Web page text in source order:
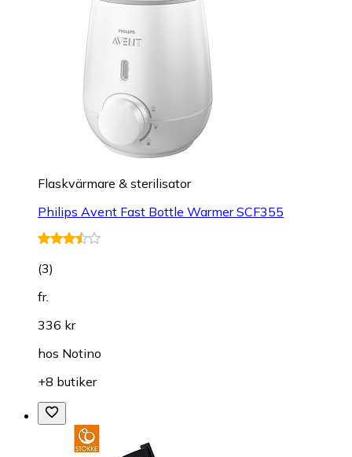
Flaskvärmare & sterilisator
Philips Avent Fast Bottle Warmer SCF355
(3)
fr.
336 kr
hos Notino
+8 butiker